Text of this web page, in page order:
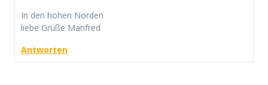
In den hohen Norden
liebe Grüße Manfred
Antworten